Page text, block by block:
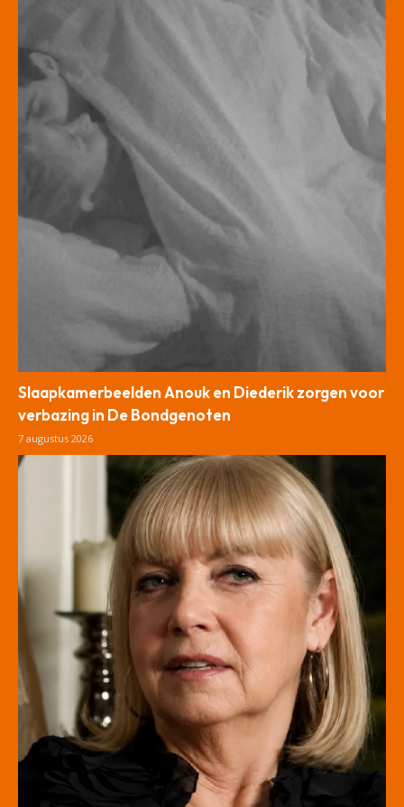
Slaapkamerbeelden Anouk en Diederik zorgen voor
verbazing in De Bondgenoten
7 augustus 2026